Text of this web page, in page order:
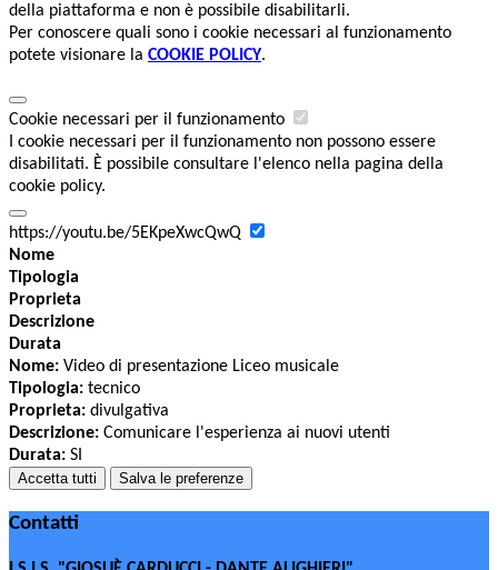
della piattaforma e non è possibile disabilitarli.
Per conoscere quali sono i cookie necessari al funzionamento
potete visionare la COOKIE POLICY.
Cookie necessari per il funzionamento
I cookie necessari per il funzionamento non possono essere
disabilitati. È possibile consultare l'elenco nella pagina della
cookie policy.
https://youtu.be/5EKpeXwcQwQ
Nome
Tipologia
Proprieta
Descrizione
Durata
Nome: Video di presentazione Liceo musicale
Tipologia: tecnico
Proprieta: divulgativa
Descrizione: Comunicare l'esperienza ai nuovi utenti
Durata: SI
Accetta tutti Salva le preferenze
Contatti